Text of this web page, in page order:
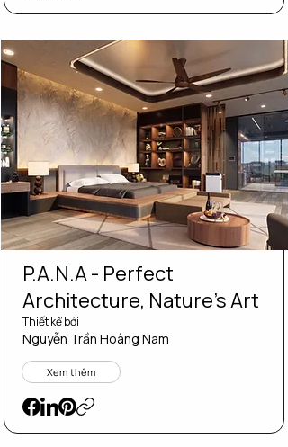
P.A.N.A - Perfect
Architecture, Nature's Art
Thiết kể bởi
Nguyễn Trần Hoàng Nam
Xem thêm